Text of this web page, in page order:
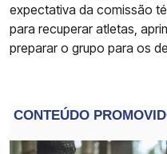
expectativa da comissão
para recuperar atletas,
preparar o grupo para os